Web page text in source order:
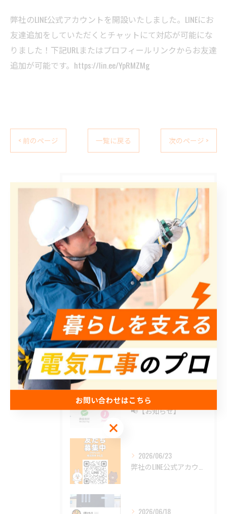
弊社のLINE公式アカウントを開設いたしました。LINEにお
友達追加をしていただくとチャットにて対応が可能にな
りました！⁡下記URLまたはプロフィールリンクからお友達
追加が可能です。https://lin.ee/YpRMZMg⁡
< 前のページ 一覧に戻る 次のページ >
カテゴリー Categories
全てのカテゴリー
店舗
業務用エアコン
工場
防犯カメラ
協力会社
最近の投稿 Recent Posts
2026/07/29
📢【お知らせ】
2026/06/23
2026/06/18
お問い合わせはこちら
お問い合わせはこちら